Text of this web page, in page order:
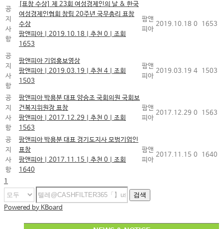
공
지
사
항
[표창 수상] 제 23회 여성경제인의 날 & 한국
여성경제인협회 창립 20주년 국무총리 표창
수상
팜앤피아
2019.10.18 추천 0
조회
1653
팜앤
피아
2019.10.18 0 1653
공
지
사
항
팜앤피아 기업홍보영상
팜앤피아
2019.03.19 추천 4
조회
1503
팜앤
피아
2019.03.19 4 1503
공
지
사
항
팜앤피아 박용분 대표 양승조 국회의원 국회보
건복지위원장 표창
팜앤피아
2017.12.29 추천 0
조회
1563
팜앤
피아
2017.12.29 0 1563
공
지
사
항
팜앤피아 박용분 대표 경기도지사 모범기업인
표창
팜앤피아
2017.11.15 추천 0
조회
1640
팜앤
피아
2017.11.15 0 1640
1
검색
Powered by KBoard